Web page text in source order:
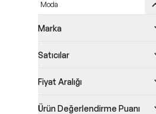
Moda
Marka
Satıcılar
Fiyat Aralığı
Ürün Değerlendirme Puanı